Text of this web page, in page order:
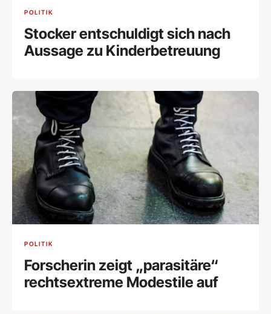
POLITIK
Stocker entschuldigt sich nach
Aussage zu Kinderbetreuung
POLITIK
Forscherin zeigt „parasitäre“
rechtsextreme Modestile auf